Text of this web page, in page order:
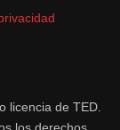
licencia de TED.
los derechos